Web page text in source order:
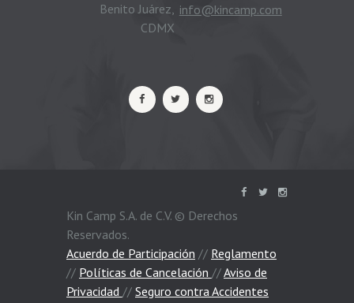
info@kincamp.com
Benito Juárez,
CDMX
Kin Camp S.A. de C.V. © Derechos
Reservados.
Acuerdo de Participación // Reglamento
// Políticas de Cancelación //Aviso de
Privacidad // Seguro contra Accidentes